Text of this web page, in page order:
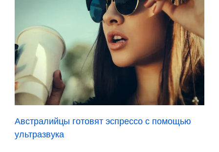
на
кофе
Австралийцы готовят эспрессо с помощью
ультразвука